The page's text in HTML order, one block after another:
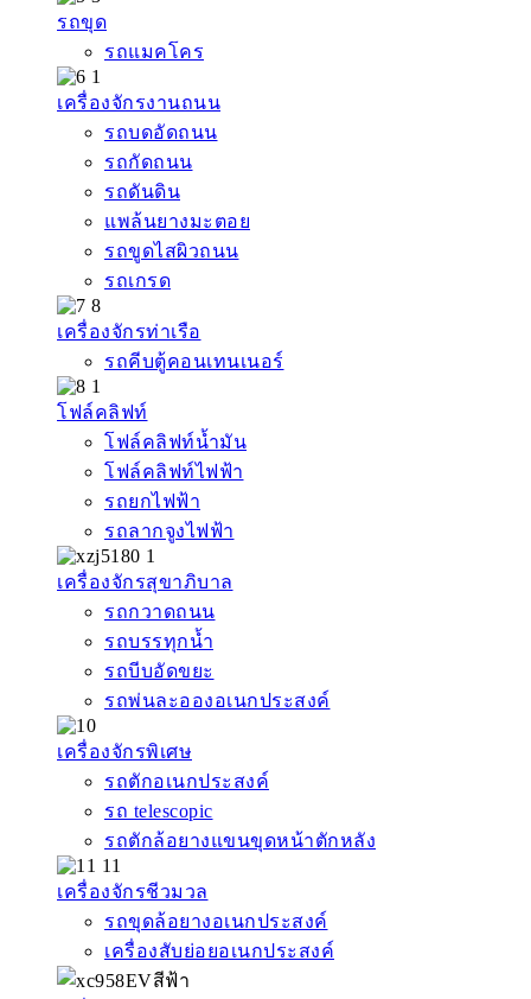
รถขุด
รถแมคโคร
เครื่องจักรงานถนน
รถบดอัดถนน
รถกัดถนน
รถดันดิน
แพล้นยางมะตอย
รถขูดไสผิวถนน
รถเกรด
เครื่องจักรท่าเรือ
รถคีบตู้คอนเทนเนอร์
โฟล์คลิฟท์
โฟล์คลิฟท์น้ำมัน
โฟล์คลิฟท์ไฟฟ้า
รถยกไฟฟ้า
รถลากจูงไฟฟ้า
เครื่องจักรสุขาภิบาล
รถกวาดถนน
รถบรรทุกน้ำ
รถบีบอัดขยะ
รถพ่นละอองอเนกประสงค์
เครื่องจักรพิเศษ
รถตักอเนกประสงค์
รถ telescopic
รถตักล้อยางแขนขุดหน้าตักหลัง
เครื่องจักรชีวมวล
รถขุดล้อยางอเนกประสงค์
เครื่องสับย่อยอเนกประสงค์